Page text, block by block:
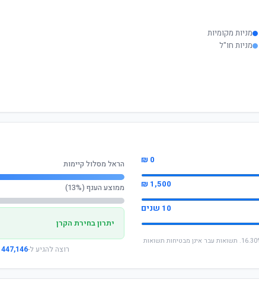
מניות מקומיות
מניות חו"ל
0 ₪
1,500 ₪
10 שנים
* החישוב מבוסס על תשואה שנתית ממוצעת של 16.30%. תשואות עבר אינן מבטיחות תשואות
הראל מסלול קיימות
ממוצע הענף (13%)
יתרון בחירת הקרן
רוצה להגיע ל-447,146 ₪